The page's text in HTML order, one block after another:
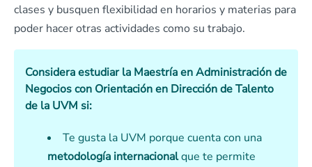
clases y busquen flexibilidad en horarios y materias para
poder hacer otras actividades como su trabajo.
Considera estudiar la Maestría en Administración de
Negocios con Orientación en Dirección de Talento
de la UVM si:
Te gusta la UVM porque cuenta con una
metodología internacionalque te permite